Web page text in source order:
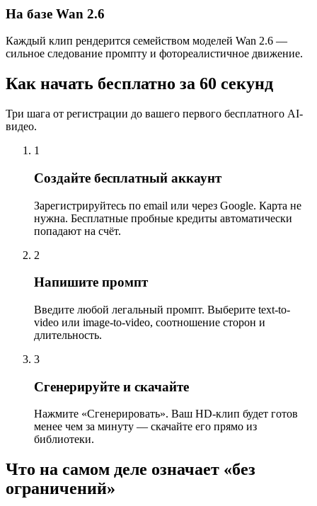
На базе Wan 2.6
Каждый клип рендерится семейством моделей Wan 2.6 —
сильное следование промпту и фотореалистичное движение.
Как начать бесплатно за 60 секунд
Три шага от регистрации до вашего первого бесплатного AI-
видео.
1
Создайте бесплатный аккаунт
Зарегистрируйтесь по email или через Google. Карта не
нужна. Бесплатные пробные кредиты автоматически
попадают на счёт.
2
Напишите промпт
Введите любой легальный промпт. Выберите text-to-
video или image-to-video, соотношение сторон и
длительность.
3
Сгенерируйте и скачайте
Нажмите «Сгенерировать». Ваш HD-клип будет готов
менее чем за минуту — скачайте его прямо из
библиотеки.
Что на самом деле означает «без
ограничений»